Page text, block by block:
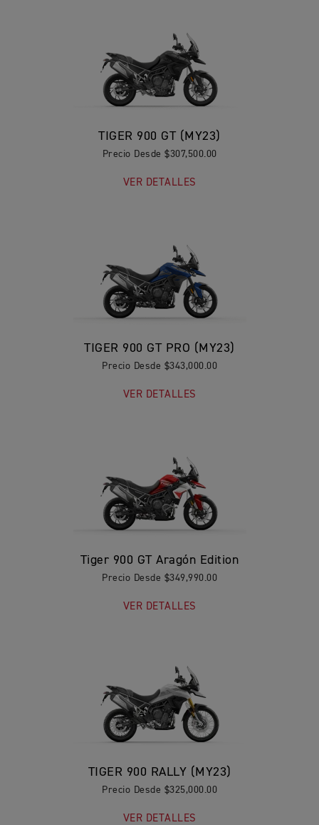
TIGER 900 GT (MY23)
Precio Desde $307,500.00
VER DETALLES
TIGER 900 GT PRO (MY23)
Precio Desde $343,000.00
VER DETALLES
Tiger 900 GT Aragón Edition
Precio Desde $349,990.00
VER DETALLES
TIGER 900 RALLY (MY23)
Precio Desde $325,000.00
VER DETALLES